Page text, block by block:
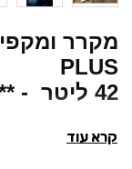
PLUS
42 ליטר - ***הזמנה מוקדמת***
זמן אספקה 90 יום.
קרא עוד